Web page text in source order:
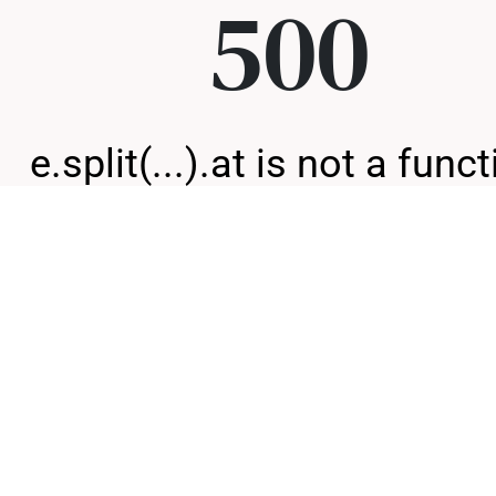
500
e.split(...).at is not a